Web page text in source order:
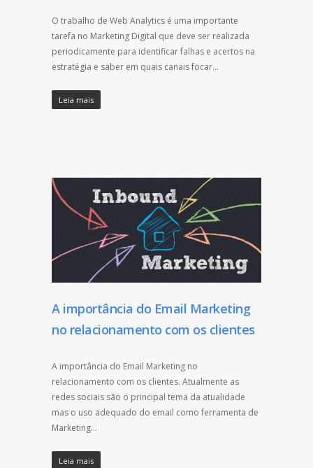
O trabalho de Web Analytics é uma importante
tarefa no Marketing Digital que deve ser realizada
periodicamente para identificar falhas e acertos na
estratégia e saber em quais canais focar…
Leia mais
A importância do Email Marketing
no relacionamento com os clientes
A importância do Email Marketing no
relacionamento com os clientes. Atualmente as
redes sociais são o principal tema da atualidade
mas o uso adequado do email como ferramenta de
Marketing…
Leia mais